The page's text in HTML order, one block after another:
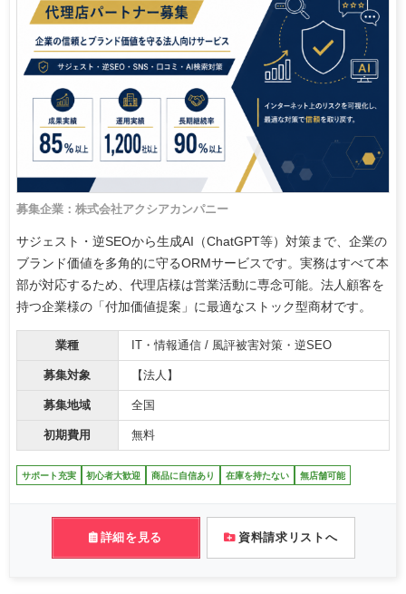
募集企業：株式会社アクシアカンパニー
サジェスト・逆SEOから生成AI（ChatGPT等）対策まで、企業の
ブランド価値を多角的に守るORMサービスです。実務はすべて本
部が対応するため、代理店様は営業活動に専念可能。法人顧客を
持つ企業様の「付加価値提案」に最適なストック型商材です。
業種 IT・情報通信 / 風評被害対策・逆SEO
募集対象 【法人】
募集地域 全国
初期費用 無料
サポート充実 初心者大歓迎 商品に自信あり 在庫を持たない 無店舗可能
詳細を見る 資料請求リストへ